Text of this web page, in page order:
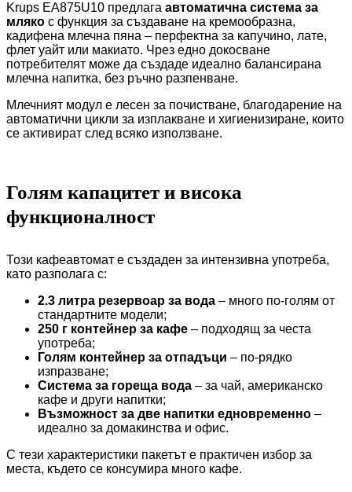
Krups EA875U10 предлага автоматична система за
мляко с функция за създаване на кремообразна,
кадифена млечна пяна – перфектна за капучино, лате,
флет уайт или макиато. Чрез едно докосване
потребителят може да създаде идеално балансирана
млечна напитка, без ръчно разпенване.
Млечният модул е лесен за почистване, благодарение на
автоматични цикли за изплакване и хигиенизиране, които
се активират след всяко използване.
Голям капацитет и висока
функционалност
Този кафеавтомат е създаден за интензивна употреба,
като разполага с:
2.3 литра резервоар за вода – много по-голям от
стандартните модели;
250 г контейнер за кафе – подходящ за честа
употреба;
Голям контейнер за отпадъци – по-рядко
изпразване;
Система за гореща вода – за чай, американско
кафе и други напитки;
Възможност за две напитки едновременно –
идеално за домакинства и офис.
С тези характеристики пакетът е практичен избор за
места, където се консумира много кафе.